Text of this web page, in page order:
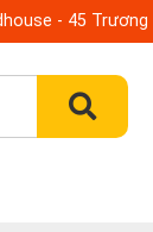
- 45 Trương